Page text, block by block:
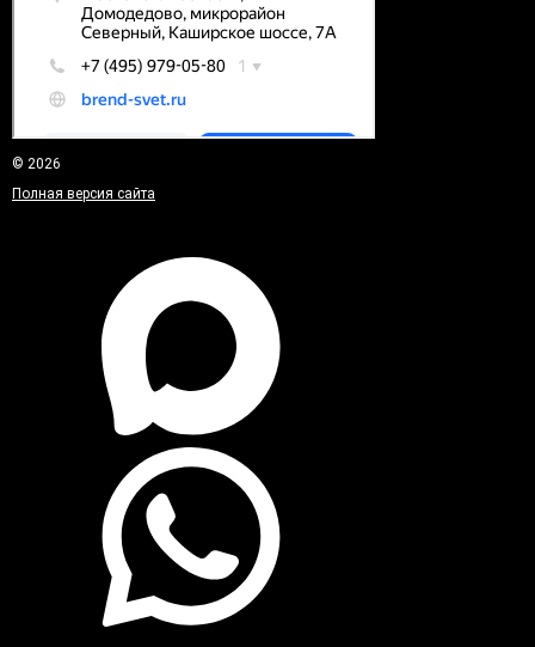
© 2026
Полная версия сайта